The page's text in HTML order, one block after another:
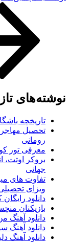
نوشته‌های
تاریخچه
تحصیل
رومانی
معرفی تور
بروکر اوتت،
جهانی
تفاوت های
ویزای تحصیلی
دانلود
بازیکنان
دانلود آهنگ
دانلود آهنگ
دانلود آهنگ